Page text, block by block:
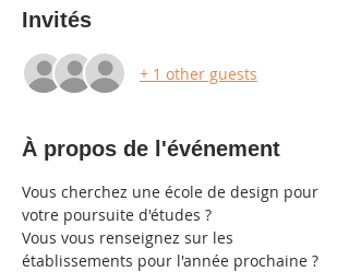
Invités
+ 1 other guests
À propos de l'événement
Vous cherchez une école de design pour
votre poursuite d'études ?
Vous vous renseignez sur les
établissements pour l'année prochaine ?